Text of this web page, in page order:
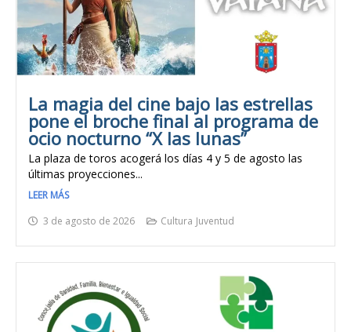
La magia del cine bajo las estrellas
pone el broche final al programa de
ocio nocturno “X las lunas”
La plaza de toros acogerá los días 4 y 5 de agosto las
últimas proyecciones...
LEER MÁS
3 de agosto de 2026
Cultura Juventud